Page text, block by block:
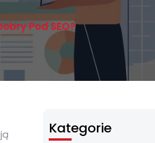
Pod SEO?
Kategorie